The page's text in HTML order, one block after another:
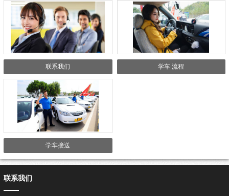
联系我们 学车 流程
学车接送
联系我们